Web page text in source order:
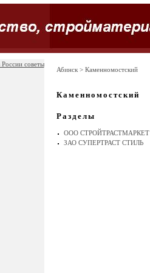
советы
Абинск> Каменномостский
Каменномостский
Разделы
ООО СТРОЙТРАСТМАРКЕТ
ЗАО СУПЕРТРАСТ СТИЛЬ